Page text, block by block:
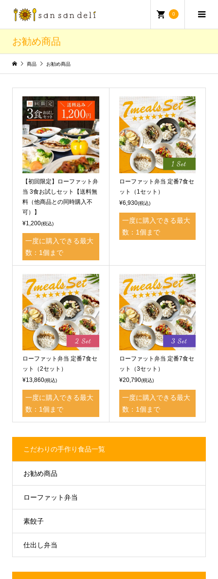
0
お勧め商品
商品 お勧め商品
【初回限定】ローファット弁
当 3食お試しセット【送料無
料（他商品との同時購入不
可）】
¥1,200(税込)
一度に購入できる最大
数：1個まで
ローファット弁当 定番7食セ
ット（1セット）
¥6,930(税込)
一度に購入できる最大
数：1個まで
ローファット弁当 定番7食セ
ット（2セット）
¥13,860(税込)
一度に購入できる最大
数：1個まで
ローファット弁当 定番7食セ
ット（3セット）
¥20,790(税込)
一度に購入できる最大
数：1個まで
こだわりの手作り食品一覧
お勧め商品
ローファット弁当
素餃子
仕出し弁当